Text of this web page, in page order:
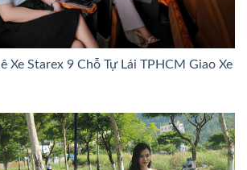
Xe Starex 9 Chỗ Tự Lái TPHCM Giao Xe